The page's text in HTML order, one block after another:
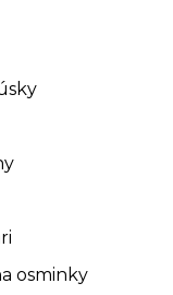
osminky